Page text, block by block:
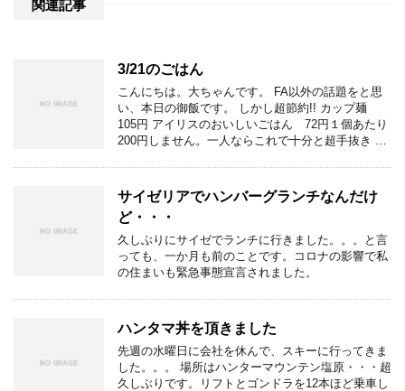
関連記事
3/21のごはん
こんにちは。大ちゃんです。 FA以外の話題をと思
い、本日の御飯です。 しかし超節約!! カップ麺
105円 アイリスのおいしいごはん 72円１個あたり
200円しません。一人ならこれで十分と超手抜き …
サイゼリアでハンバーグランチなんだけ
ど・・・
久しぶりにサイゼでランチに行きました。。。と言
っても、一か月も前のことです。コロナの影響で私
の住まいも緊急事態宣言されました。
ハンタマ丼を頂きました
先週の水曜日に会社を休んで、スキーに行ってきま
した。。。 場所はハンターマウンテン塩原・・・超
久しぶりです。リフトとゴンドラを12本ほど乗車し